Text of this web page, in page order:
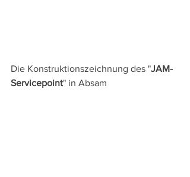
Die Konstruktionszeichnung des "JAM-
Servicepoint" in Absam